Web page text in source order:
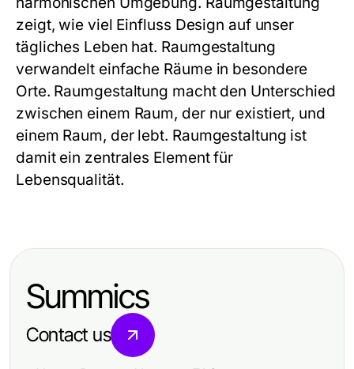
zeigt, wie viel Einfluss Design auf unser
tägliches Leben hat. Raumgestaltung
verwandelt einfache Räume in besondere
Orte. Raumgestaltung macht den Unterschied
zwischen einem Raum, der nur existiert, und
einem Raum, der lebt. Raumgestaltung ist
damit ein zentrales Element für
Lebensqualität.
Summics
Contact us